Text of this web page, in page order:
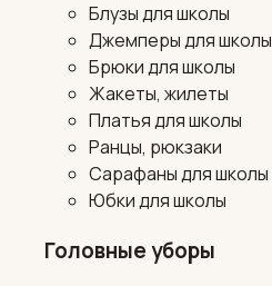
Блузы для школы
Джемперы для школы
Брюки для школы
Жакеты, жилеты
Платья для школы
Ранцы, рюкзаки
Сарафаны для школы
Юбки для школы
Головные уборы